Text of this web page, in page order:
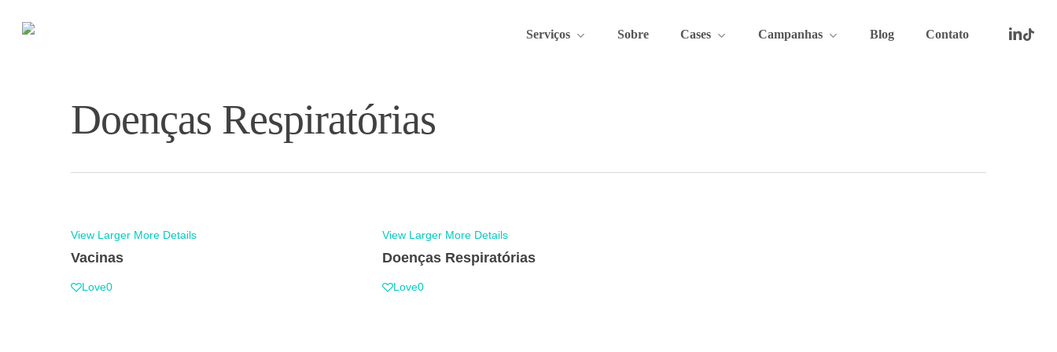
Serviços Sobre Cases Campanhas Blog Contato linkedin
tiktok
Doenças Respiratórias
View Larger More Details
Vacinas
Love0
View Larger More Details
Doenças Respiratórias
Love0